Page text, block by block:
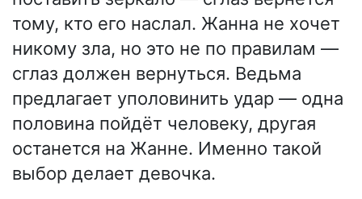
тому, кто его наслал. Жанна не хочет
никому зла, но это не по правилам —
сглаз должен вернуться. Ведьма
предлагает уполовинить удар — одна
половина пойдёт человеку, другая
останется на Жанне. Именно такой
выбор делает девочка.